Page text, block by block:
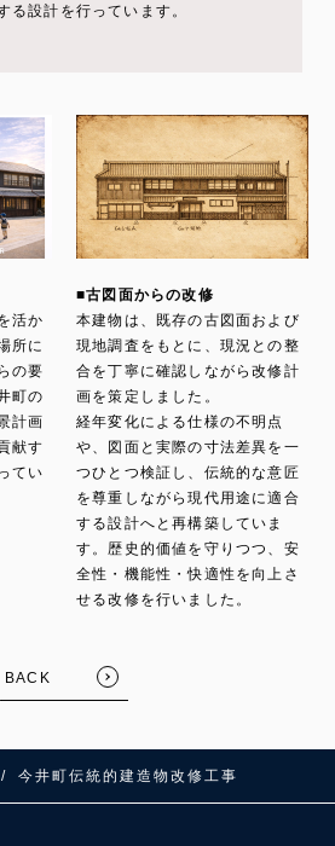
る設計を行っています。
活か
所に
の要
町の
計画
献す
てい
■古図面からの改修
本建物は、既存の古図面および
現地調査をもとに、現況との整
合を丁寧に確認しながら改修計
画を策定しました。
経年変化による仕様の不明点
や、図面と実際の寸法差異を一
つひとつ検証し、伝統的な意匠
を尊重しながら現代用途に適合
する設計へと再構築していま
す。歴史的価値を守りつつ、安
全性・機能性・快適性を向上さ
せる改修を行いました。
BACK
今井町伝統的建造物改修工事